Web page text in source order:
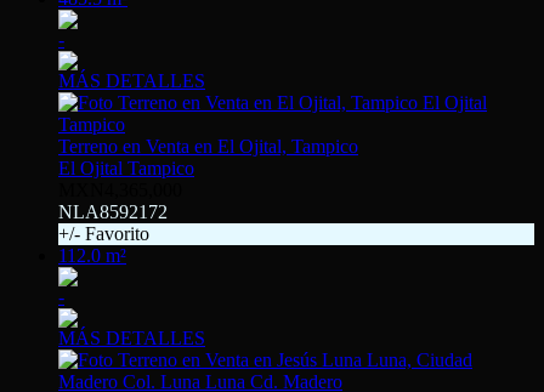
-
MÁS DETALLES
Terreno en Venta en El Ojital, Tampico
El Ojital Tampico
NLA8592172
+/- Favorito
112.0 m²
-
MÁS DETALLES